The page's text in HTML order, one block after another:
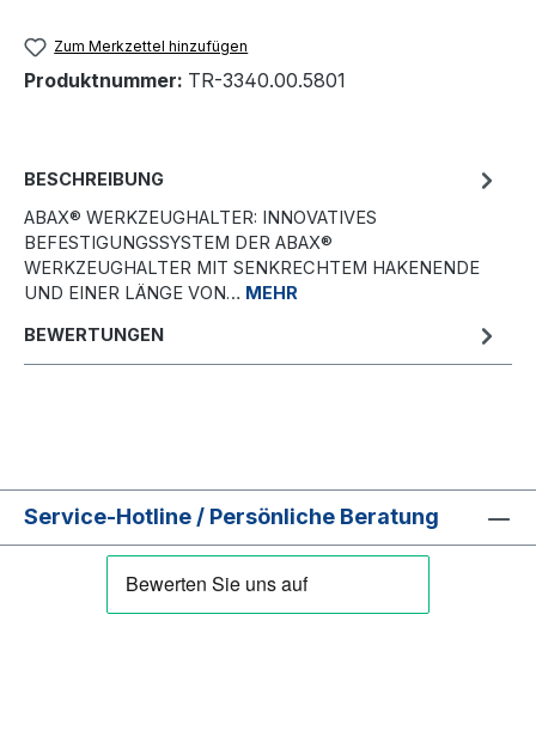
Zum Merkzettel hinzufügen
Produktnummer: TR-3340.00.5801
BESCHREIBUNG
ABAX® WERKZEUGHALTER: INNOVATIVES
BEFESTIGUNGSSYSTEM DER ABAX®
WERKZEUGHALTER MIT SENKRECHTEM HAKENENDE
UND EINER LÄNGE VON… MEHR
BEWERTUNGEN
Service-Hotline / Persönliche Beratung